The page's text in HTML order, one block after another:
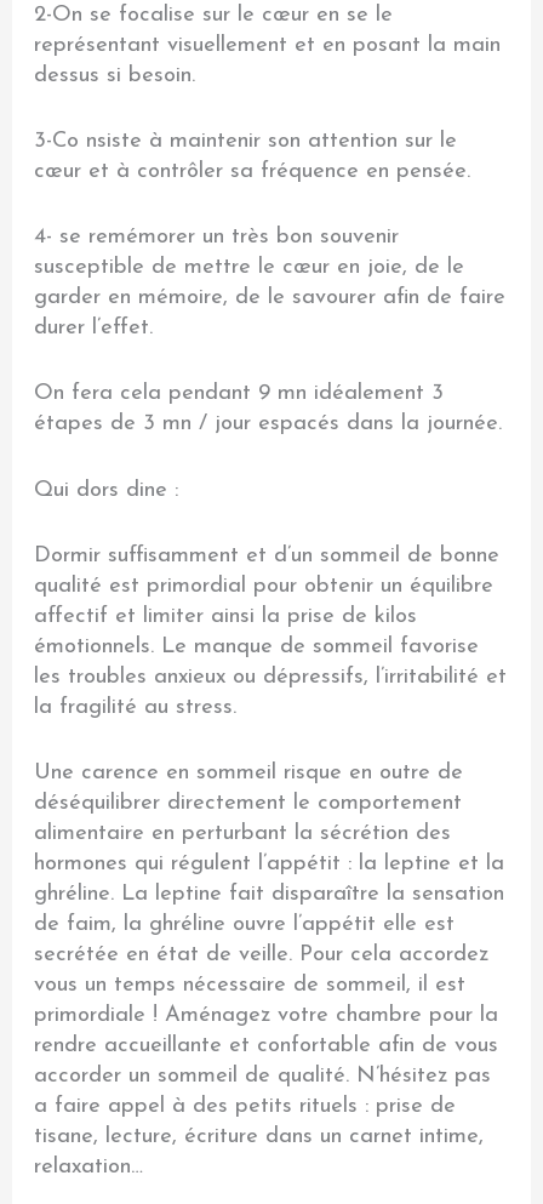
2-On se focalise sur le cœur en se le
représentant visuellement et en posant la main
dessus si besoin.
3-Co nsiste à maintenir son attention sur le
cœur et à contrôler sa fréquence en pensée.
4- se remémorer un très bon souvenir
susceptible de mettre le cœur en joie, de le
garder en mémoire, de le savourer afin de faire
durer l’effet.
On fera cela pendant 9 mn idéalement 3
étapes de 3 mn / jour espacés dans la journée.
Qui dors dine :
Dormir suffisamment et d’un sommeil de bonne
qualité est primordial pour obtenir un équilibre
affectif et limiter ainsi la prise de kilos
émotionnels. Le manque de sommeil favorise
les troubles anxieux ou dépressifs, l’irritabilité et
la fragilité au stress.
Une carence en sommeil risque en outre de
déséquilibrer directement le comportement
alimentaire en perturbant la sécrétion des
hormones qui régulent l’appétit : la leptine et la
ghréline. La leptine fait disparaître la sensation
de faim, la ghréline ouvre l’appétit elle est
secrétée en état de veille. Pour cela accordez
vous un temps nécessaire de sommeil, il est
primordiale ! Aménagez votre chambre pour la
rendre accueillante et confortable afin de vous
accorder un sommeil de qualité. N’hésitez pas
a faire appel à des petits rituels : prise de
tisane, lecture, écriture dans un carnet intime,
relaxation…